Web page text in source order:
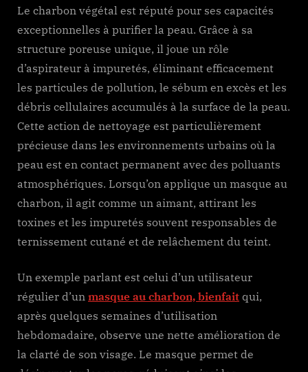
Le charbon végétal est réputé pour ses capacités
exceptionnelles à purifier la peau. Grâce à sa
structure poreuse unique, il joue un rôle
d’aspirateur à impuretés, éliminant efficacement
les particules de pollution, le sébum en excès et les
débris cellulaires accumulés à la surface de la peau.
Cette action de nettoyage est particulièrement
précieuse dans les environnements urbains où la
peau est en contact permanent avec des polluants
atmosphériques. Lorsqu’on applique un masque au
charbon, il agit comme un aimant, attirant les
toxines et les impuretés souvent responsables de
ternissement cutané et de relâchement du teint.
Un exemple parlant est celui d’un utilisateur
régulier d’un masque au charbon, bienfait qui,
après quelques semaines d’utilisation
hebdomadaire, observe une nette amélioration de
la clarté de son visage. Le masque permet de